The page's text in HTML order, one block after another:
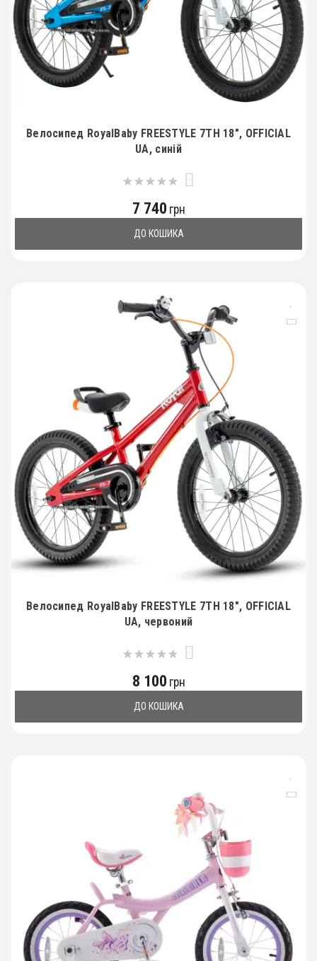
Велосипед RoyalBaby FREESTYLE 7TH 18", OFFICIAL
UA, синій
7 740 грн
ДО КОШИКА
Велосипед RoyalBaby FREESTYLE 7TH 18", OFFICIAL
UA, червоний
8 100 грн
ДО КОШИКА